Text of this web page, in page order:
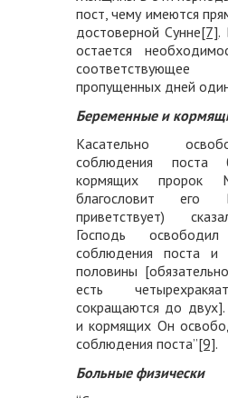
пост, чему имеются
достоверной Сунне[7].
остается
пропущенных дней
Беременные и
Касательно
соблюдения поста
кормящих пророк
благословит его
приветствует)
Господь
соблюдения поста и
половины
есть
сокращаются до
и кормящих Он
соблюдения поста”[9].
Больные физически